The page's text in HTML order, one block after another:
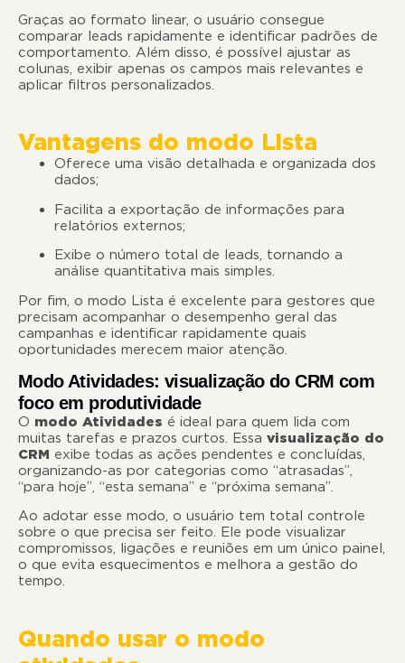
Graças ao formato linear, o usuário consegue
comparar leads rapidamente e identificar padrões de
comportamento. Além disso, é possível ajustar as
colunas, exibir apenas os campos mais relevantes e
aplicar filtros personalizados.
Vantagens do modo Lista
Oferece uma visão detalhada e organizada dos
dados;
Facilita a exportação de informações para
relatórios externos;
Exibe o número total de leads, tornando a
análise quantitativa mais simples.
Por fim, o modo Lista é excelente para gestores que
precisam acompanhar o desempenho geral das
campanhas e identificar rapidamente quais
oportunidades merecem maior atenção.
Modo Atividades: visualização do CRM com
foco em produtividade
O modo Atividades é ideal para quem lida com
muitas tarefas e prazos curtos. Essa visualização do
CRM exibe todas as ações pendentes e concluídas,
organizando-as por categorias como “atrasadas”,
“para hoje”, “esta semana” e “próxima semana”.
Ao adotar esse modo, o usuário tem total controle
sobre o que precisa ser feito. Ele pode visualizar
compromissos, ligações e reuniões em um único painel,
o que evita esquecimentos e melhora a gestão do
tempo.
Quando usar o modo